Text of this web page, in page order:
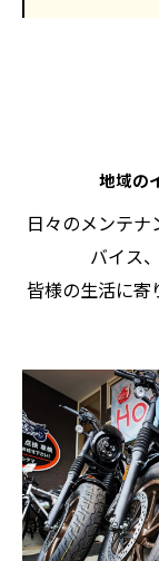
地域の
日々のメンテ
バイス
皆様の生活に寄